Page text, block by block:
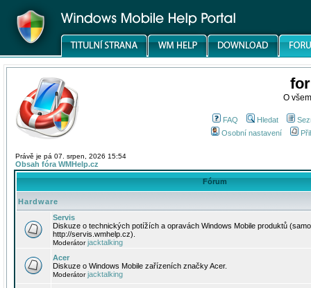
O
FAQ Hledat
Osobní nastavení
Právě je pá 07. srpen, 2026 15:54
Obsah fóra WMHelp.cz
Fórum
Hardware
Servis
Diskuze o technických potížích a opravách Windows Mobile produktů
http://servis.wmhelp.cz).
Moderátorjacktalking
Acer
Diskuze o Windows Mobile zařízeních značky Acer.
Moderátorjacktalking